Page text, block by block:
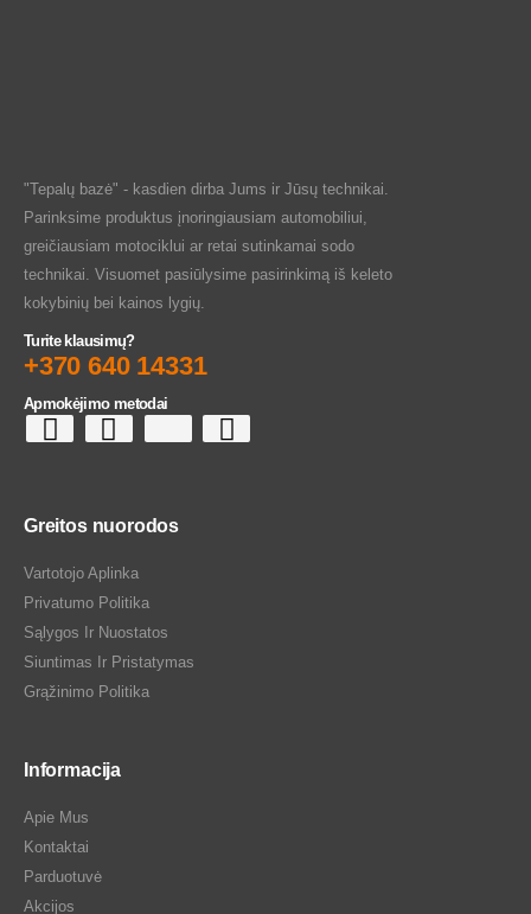
"Tepalų bazė" - kasdien dirba Jums ir Jūsų technikai.
Parinksime produktus įnoringiausiam automobiliui,
greičiausiam motociklui ar retai sutinkamai sodo
technikai. Visuomet pasiūlysime pasirinkimą iš keleto
kokybinių bei kainos lygių.
Turite klausimų?
+370 640 14331
Apmokėjimo metodai
Greitos nuorodos
Vartotojo Aplinka
Privatumo Politika
Sąlygos Ir Nuostatos
Siuntimas Ir Pristatymas
Grąžinimo Politika
Informacija
Apie Mus
Kontaktai
Parduotuvė
Akcijos